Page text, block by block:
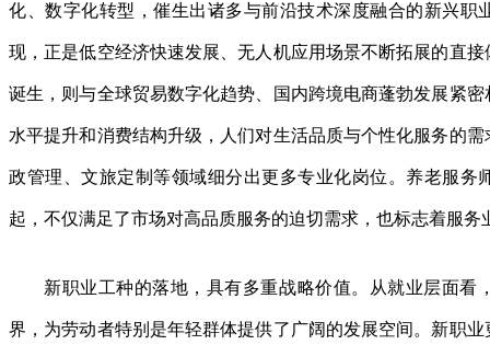
化、数字化转型，催生出诸多与前沿技术深度融合的新兴职
现，正是低空经济快速发展、无人机应用场景不断拓展的直
诞生，则与全球贸易数字化趋势、国内跨境电商蓬勃发展紧
水平提升和消费结构升级，人们对生活品质与个性化服务的
政管理、文旅定制等领域细分出更多专业化岗位。养老服务
起，不仅满足了市场对高品质服务的迫切需求，也标志着服
新职业工种的落地，具有多重战略价值。从就业层面看
界，为劳动者特别是年轻群体提供了广阔的发展空间。新职